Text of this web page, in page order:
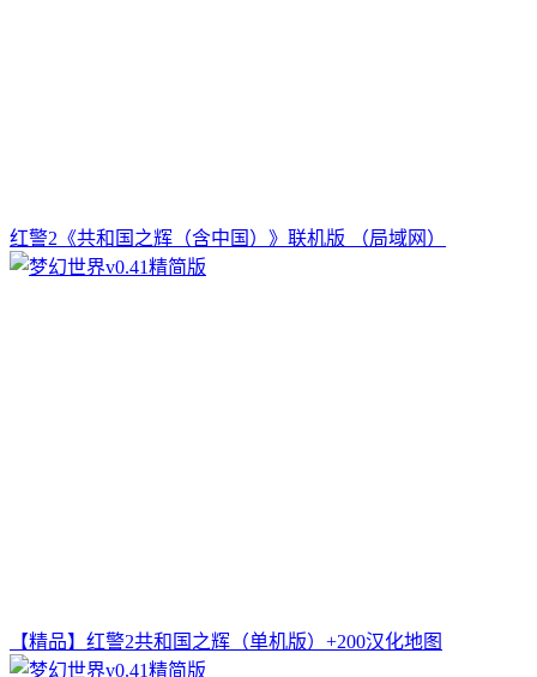
红警2《共和国之辉（含中国）》联机版 （局域网）
【精品】红警2共和国之辉（单机版）+200汉化地图